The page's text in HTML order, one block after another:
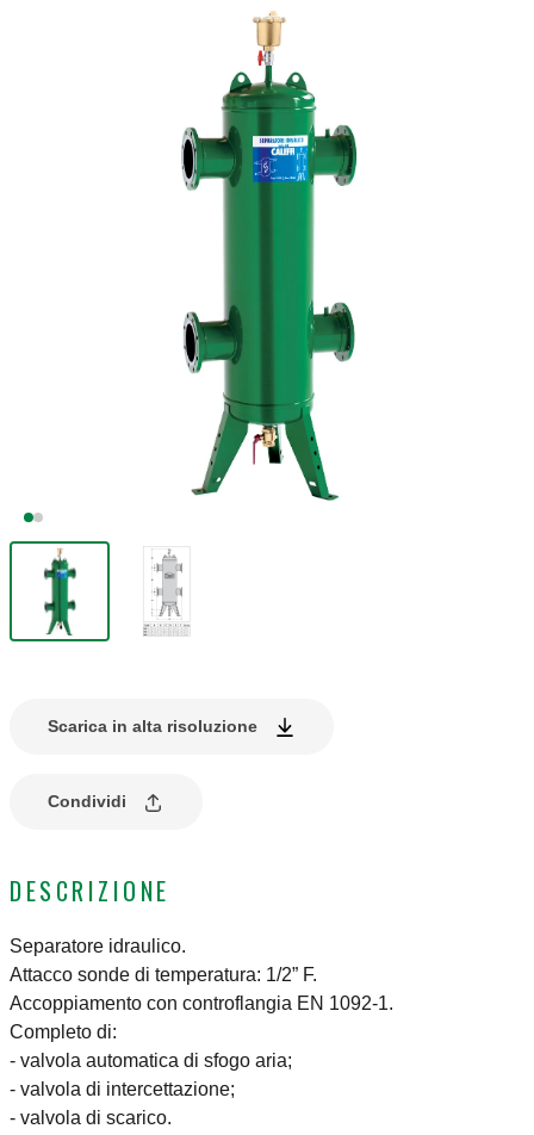
Scarica in alta risoluzione
Condividi
DESCRIZIONE
Separatore idraulico.
Attacco sonde di temperatura: 1/2” F.
Accoppiamento con controflangia EN 1092-1.
Completo di:
- valvola automatica di sfogo aria;
- valvola di intercettazione;
- valvola di scarico.